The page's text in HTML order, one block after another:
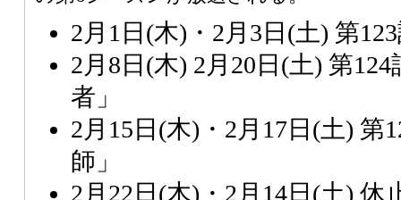
2月1日(木)・2月3日(土) 第
2月8日(木) 2月20日(土) 第
者」
2月15日(木)・2月17日(土) 第
師」
2月22日(木)・2月14日(土) 休